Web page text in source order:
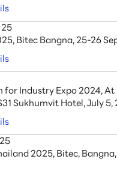
Bitec Bangna, 25-26
for Industry Expo 2024,
Sukhumvit Hotel, July 5,
2025, Bitec,